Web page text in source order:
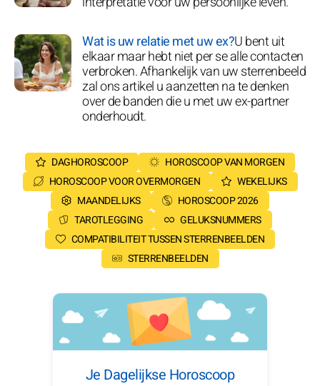
Wat is uw relatie met uw ex?U bent uit
elkaar maar hebt niet per se alle contacten
verbroken. Afhankelijk van uw sterrenbeeld
zal ons artikel u aanzetten na te denken
over de banden die u met uw ex-partner
onderhoudt.
DAGHOROSCOOP
HOROSCOOP VAN MORGEN
HOROSCOOP VOOR OVERMORGEN
WEKELIJKS
MAANDELIJKS
HOROSCOOP 2026
TAROTLEGGING
GELUKSNUMMERS
COMPATIBILITEIT TUSSEN STERRENBEELDEN
STERRENBEELDEN
Je Dagelijkse Horoscoop